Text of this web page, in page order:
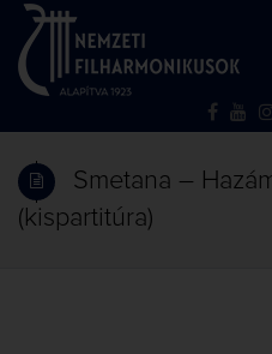
Smetana –
(kispartitúra)